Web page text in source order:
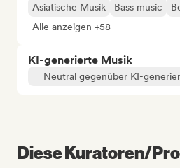
Asiatische Musik
Bass music
Alle anzeigen +58
KI-generierte Musik
Neutral gegenüber KI-
Diese Kuratoren/